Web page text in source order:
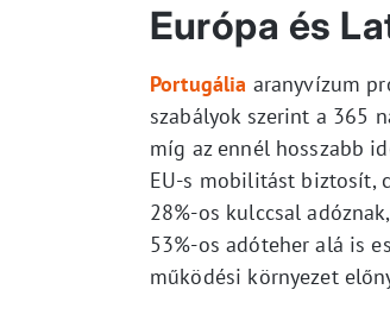
Európa és
Portugália aranyvízum
szabályok szerint a 365
míg az ennél hosszabb
EU-s mobilitást biztosít,
28%-os kulccsal
53%-os adóteher alá is
működési környezet